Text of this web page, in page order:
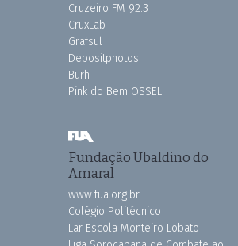
Cruzeiro FM 92.3
CruxLab
Grafsul
Depositphotos
Burh
Pink do Bem OSSEL
Fundação Ubaldino do
Amaral
www.fua.org.br
Colégio Politécnico
Lar Escola Monteiro Lobato